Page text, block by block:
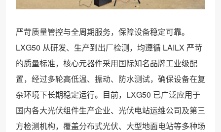
严苛质量管控与全周期服务，保障设备稳定可靠。
LXG50 从研发、生产到出厂检测，均遵循 LAILX 严苛
的质量标准，核心元器件采用国际知名品牌工业级配
置，经过多轮高低温、振动、防水测试，确保设备在复
杂环境下长期稳定运行。目前，LXG50 已广泛应用于
国内各大光伏组件生产企业、光伏电站运维公司及第三
方检测机构，覆盖分布式光伏、大型地面电站等多种场